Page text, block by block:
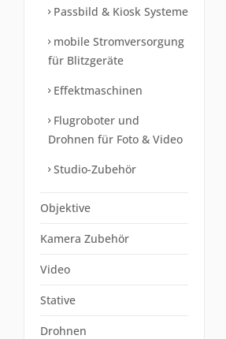
Passbild & Kiosk Systeme
mobile Stromversorgung
für Blitzgeräte
Effektmaschinen
Flugroboter und
Drohnen für Foto & Video
Studio-Zubehör
Objektive
Kamera Zubehör
Video
Stative
Drohnen